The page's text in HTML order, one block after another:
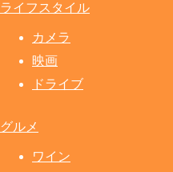
ライフスタイル
カメラ
映画
ドライブ
グルメ
ワイン